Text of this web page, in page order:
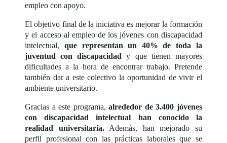
empleo con apoyo.
El objetivo final de la iniciativa es mejorar la formación
y el acceso al empleo de los jóvenes con discapacidad
intelectual, que representan un 40% de toda la
juventud con discapacidad y que tienen mayores
dificultades a la hora de encontrar trabajo. Pretende
también dar a este colectivo la oportunidad de vivir el
ambiente universitario.
Gracias a este programa,alrededor de 3.400 jóvenes
con discapacidad intelectual han conocido la
realidad universitaria.Además, han mejorado su
perfil profesional con las prácticas laborales que se